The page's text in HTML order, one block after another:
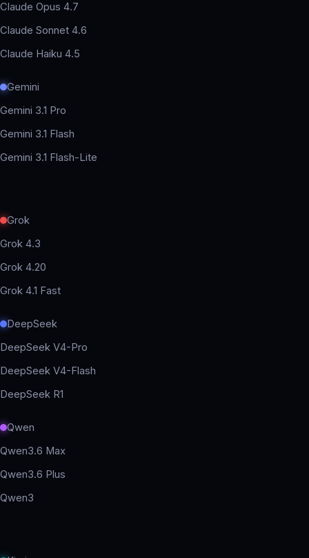
Claude Opus 4.7
Claude Sonnet 4.6
Claude Haiku 4.5
Gemini
Gemini 3.1 Pro
Gemini 3.1 Flash
Gemini 3.1 Flash-Lite
Grok
Grok 4.3
Grok 4.20
Grok 4.1 Fast
DeepSeek
DeepSeek V4-Pro
DeepSeek V4-Flash
DeepSeek R1
Qwen
Qwen3.6 Max
Qwen3.6 Plus
Qwen3